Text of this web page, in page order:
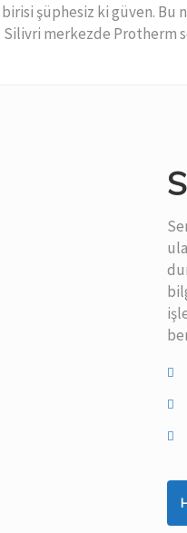
şüphesiz ki güven. Bu
merkezde Protherm